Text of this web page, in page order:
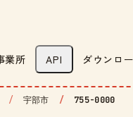
業所 API ダウンロ
宇部市 755-0000